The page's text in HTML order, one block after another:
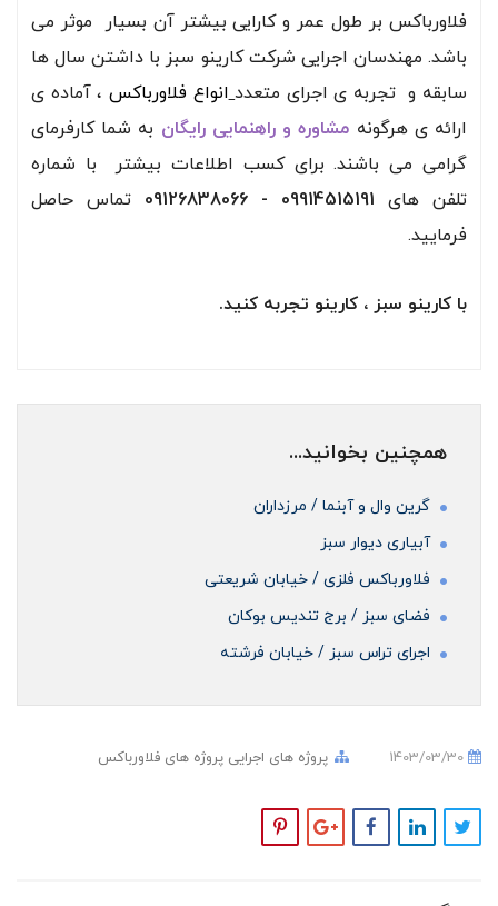
فلاورباکس بر طول عمر و کارایی بیشتر آن بسیار موثر می
باشد. مهندسان اجرایی شرکت کارینو سبز با داشتن سال ها
سابقه و تجربه ی اجرای متعدد انواع فلاورباکس ، آماده ی
ارائه ی هرگونه مشاوره و راهنمایی رایگان به شما کارفرمای
گرامی می باشند. برای کسب اطلاعات بیشتر با شماره
تلفن های 09914515191 - 09126838066
تماس حاصل
فرمایید.
با کارینو سبز ، کارینو تجربه کنید.
همچنین بخوانید...
گرین وال و آبنما / مرزداران
آبیاری دیوار سبز
فلاورباکس فلزی / خیابان شریعتی
فضای سبز / برج تندیس بوکان
اجرای تراس سبز / خیابان فرشته
پروژه های اجرایی پروژه های فلاورباکس